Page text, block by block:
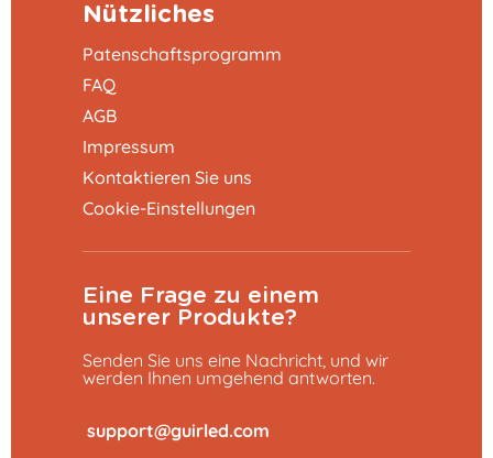
Nützliches
Patenschaftsprogramm
FAQ
AGB
Impressum
Kontaktieren Sie uns
Cookie-Einstellungen
Eine Frage zu einem
unserer Produkte?
Senden Sie uns eine Nachricht, und wir
werden Ihnen umgehend antworten.